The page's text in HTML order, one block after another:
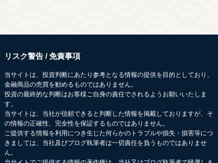
リスク警告 / 免責事項
当サイトは、投資判断にあたり参考となる情報の提供を目的としており、
金融商品の売買を勧めるものではありません。
投資の最終的な判断はお客様ご自身の責任でされるようお願いいたしま
す。
当サイトは、当社が信頼できると判断した情報を掲載しておりますが、そ
の情報の正確性、完全性を保証するものではありません。
ご提供する情報を利用につき生じた何らかのトラブルや損失・損害等につ
きましては、当社及びブログ執筆者は一切責任を負うものではありませ
ん。